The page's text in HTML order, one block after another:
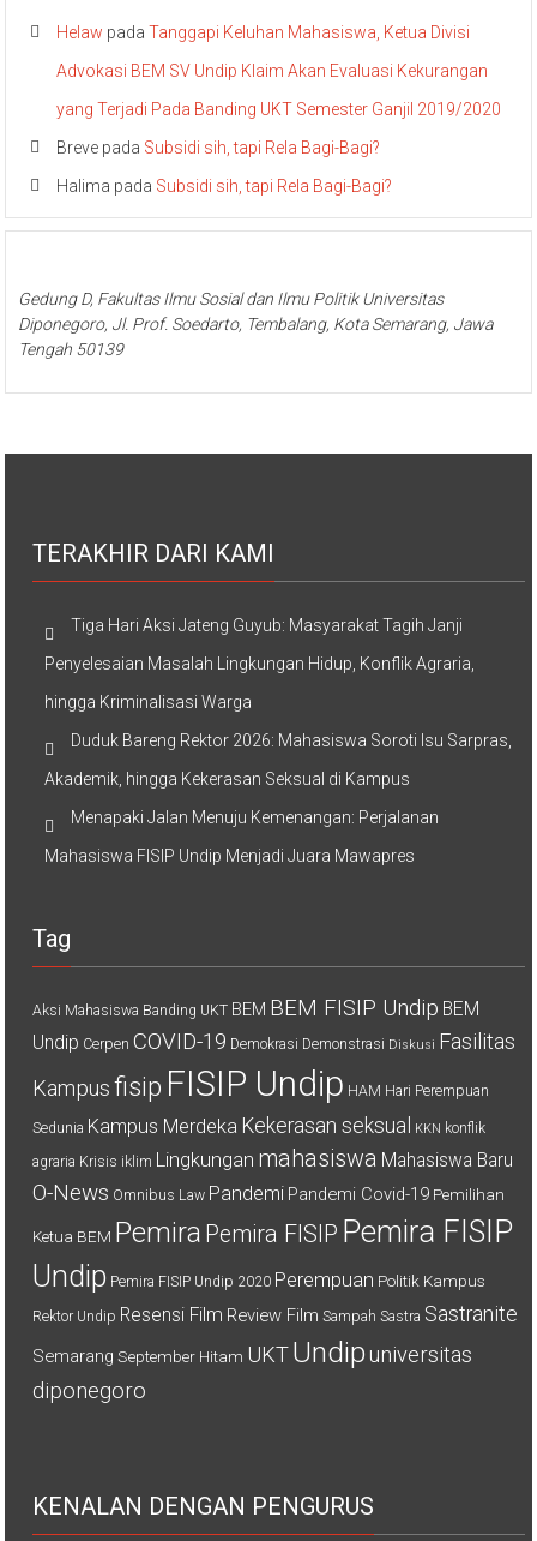
Helaw padaTanggapi Keluhan Mahasiswa, Ketua Divisi
Advokasi BEM SV Undip Klaim Akan Evaluasi Kekurangan
yang Terjadi Pada Banding UKT Semester Ganjil 2019/2020
Breve pada Subsidi sih, tapi Rela Bagi-Bagi?
Halima pada Subsidi sih, tapi Rela Bagi-Bagi?
Gedung D, Fakultas Ilmu Sosial dan Ilmu Politik Universitas
Diponegoro, Jl. Prof. Soedarto, Tembalang, Kota Semarang, Jawa
Tengah 50139
TERAKHIR DARI KAMI
Tiga Hari Aksi Jateng Guyub: Masyarakat Tagih Janji
Penyelesaian Masalah Lingkungan Hidup, Konflik Agraria,
hingga Kriminalisasi Warga
Duduk Bareng Rektor 2026: Mahasiswa Soroti Isu Sarpras,
Akademik, hingga Kekerasan Seksual di Kampus
Menapaki Jalan Menuju Kemenangan: Perjalanan
Mahasiswa FISIP Undip Menjadi Juara Mawapres
Tag
Aksi Mahasiswa Banding UKT BEM BEM FISIP Undip BEM
Undip Cerpen COVID-19 Demokrasi Demonstrasi Diskusi Fasilitas
Kampus fisip FISIP Undip HAM Hari Perempuan
Sedunia Kampus Merdeka Kekerasan seksual KKN konflik
agraria Krisis iklim Lingkungan mahasiswa Mahasiswa Baru
O-News Omnibus Law Pandemi Pandemi Covid-19 Pemilihan
Ketua BEM Pemira Pemira FISIP Pemira FISIP
Undip Pemira FISIP Undip 2020 Perempuan Politik Kampus
Rektor Undip Resensi Film Review Film Sampah Sastra Sastranite
Semarang September Hitam UKTUndip universitas
diponegoro
KENALAN DENGAN PENGURUS